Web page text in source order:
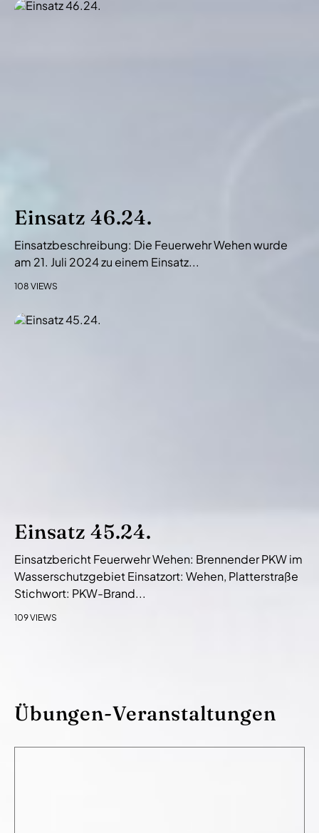
Einsatz 46.24.
Einsatzbeschreibung: Die Feuerwehr Wehen wurde
am 21. Juli 2024 zu einem Einsatz...
108 VIEWS
Einsatz 45.24.
Einsatzbericht Feuerwehr Wehen: Brennender PKW im
Wasserschutzgebiet Einsatzort: Wehen, Platterstraße
Stichwort: PKW-Brand...
109 VIEWS
Übungen-Veranstaltungen